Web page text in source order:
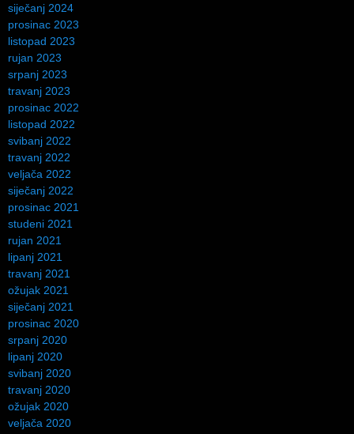
siječanj 2024
prosinac 2023
listopad 2023
rujan 2023
srpanj 2023
travanj 2023
prosinac 2022
listopad 2022
svibanj 2022
travanj 2022
veljača 2022
siječanj 2022
prosinac 2021
studeni 2021
rujan 2021
lipanj 2021
travanj 2021
ožujak 2021
siječanj 2021
prosinac 2020
srpanj 2020
lipanj 2020
svibanj 2020
travanj 2020
ožujak 2020
veljača 2020